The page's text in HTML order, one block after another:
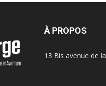
À PROPOS
13 Bis avenue de